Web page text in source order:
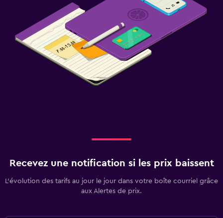
Recevez une notification si les prix baissent
L’évolution des tarifs au jour le jour dans votre boîte courriel grâce
aux Alertes de prix.